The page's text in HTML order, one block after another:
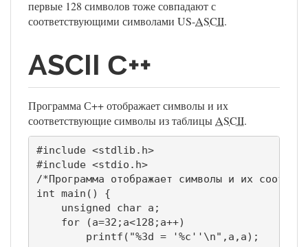
первые 128 символов тоже совпадают с
соответствующими символами US-ASCII.
ASCII С++
Программа С++ отображает символы и их
соответствующие символы из таблицы ASCII.
#include <stdlib.h>
#include <stdio.h>
/*Программа отображает символы и их
int main() {
    unsigned char a;
    for (a=32;a<128;a++)
        printf("%3d = '%c''\n",a,a);